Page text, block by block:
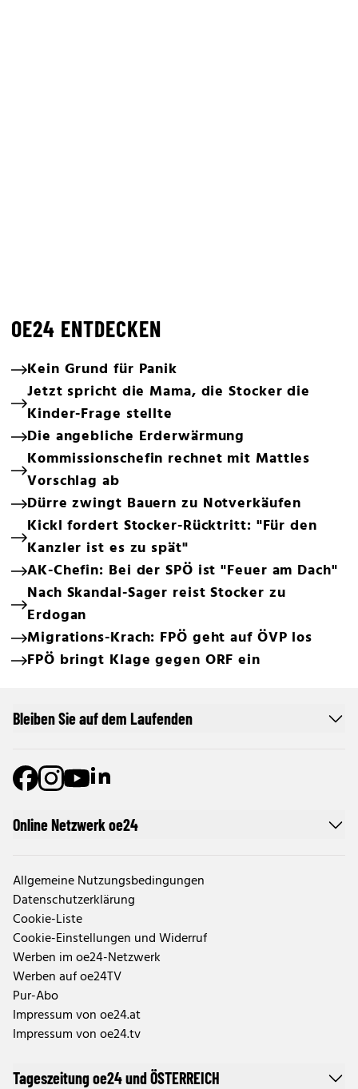
OE24 ENTDECKEN
Kein Grund für Panik
Jetzt spricht die Mama, die Stocker die
Kinder-Frage stellte
Die angebliche Erderwärmung
Kommissionschefin rechnet mit Mattles
Vorschlag ab
Dürre zwingt Bauern zu Notverkäufen
Kickl fordert Stocker-Rücktritt: "Für den
Kanzler ist es zu spät"
AK-Chefin: Bei der SPÖ ist "Feuer am Dach"
Nach Skandal-Sager reist Stocker zu
Erdogan
Migrations-Krach: FPÖ geht auf ÖVP los
FPÖ bringt Klage gegen ORF ein
Online Netzwerk oe24
Allgemeine Nutzungsbedingungen
Datenschutzerklärung
Cookie-Liste
Cookie-Einstellungen und Widerruf
Werben im oe24-Netzwerk
Werben auf oe24TV
Pur-Abo
Impressum von oe24.at
Impressum von oe24.tv
Tageszeitung oe24 und ÖSTERREICH
Bleiben Sie auf dem Laufenden